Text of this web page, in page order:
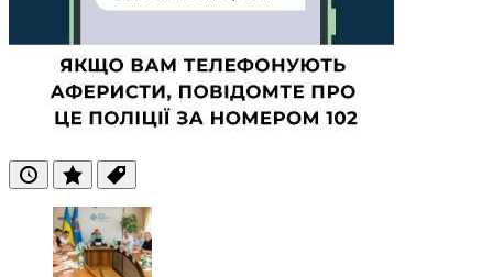
ОстанніПопулярні
Теги